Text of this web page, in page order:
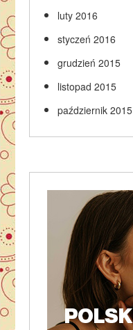
luty 2016
styczeń 2016
grudzień 2015
listopad 2015
październik 2015